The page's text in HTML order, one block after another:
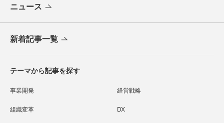
ニュース
新着記事一覧
テーマから記事を探す
事業開発 経営戦略
組織変革 DX